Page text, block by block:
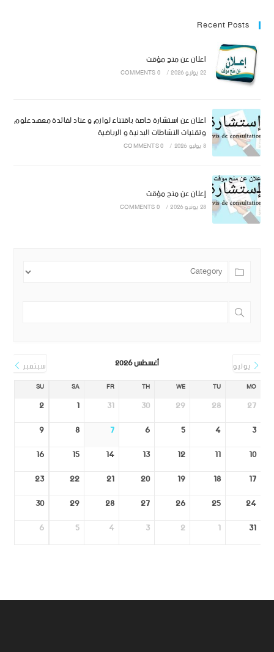
Recent Posts
اعلان عن منح مؤقت
22 يوليو 2026 /
0 COMMENTS
اعلان عن استشارة خاصة باقتناء لوازم و عتاد لفائدة معهد علوم
وتقنيات النشاطات البدنية و الرياضية
8 يوليو 2026 /
0 COMMENTS
إعلان عن منح مؤقت
28 يونيو 2026 /
0 COMMENTS
يوليو أغسطس 2026 سبتمبر
MO
TU
WE
TH
FR
SA
SU
27
28
29
30
31
1
2
3
4
5
6
7
8
9
10
11
12
13
14
15
16
17
18
19
20
21
22
23
24
25
26
27
28
29
30
31
1
2
3
4
5
6